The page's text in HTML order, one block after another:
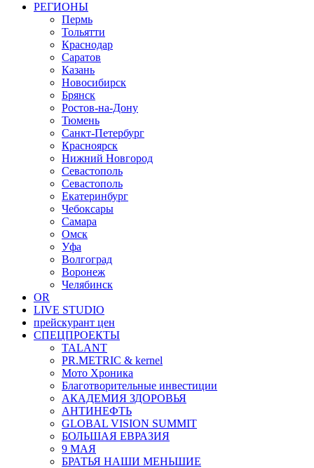
РЕГИОНЫ
Пермь
Тольятти
Краснодар
Саратов
Казань
Новосибирск
Брянск
Ростов-на-Дону
Тюмень
Санкт-Петербург
Красноярск
Нижний Новгород
Севастополь
Севастополь
Екатеринбург
Чебоксары
Самара
Омск
Уфа
Волгоград
Воронеж
Челябинск
OR
LIVE STUDIO
прейскурант цен
СПЕЦПРОЕКТЫ
TALANT
PR.METRIC & kernel
Мото Хроника
Благотворительные инвестиции
АКАДЕМИЯ ЗДОРОВЬЯ
АНТИНЕФТЬ
GLOBAL VISION SUMMIT
БОЛЬШАЯ ЕВРАЗИЯ
9 МАЯ
БРАТЬЯ НАШИ МЕНЬШИЕ